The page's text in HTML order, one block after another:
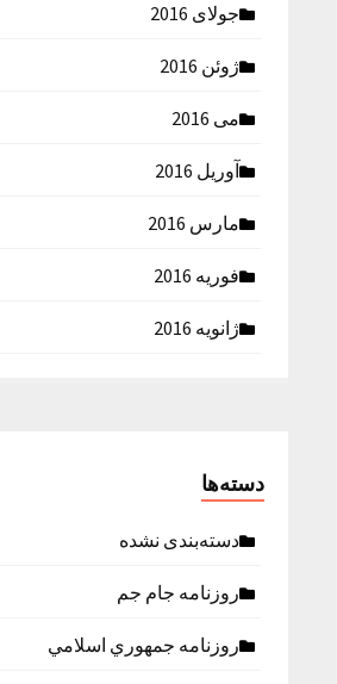
جولای 2016
ژوئن 2016
می 2016
آوریل 2016
مارس 2016
فوریه 2016
ژانویه 2016
دسته‌ها
دسته‌بندی نشده
روزنامه جام جم
روزنامه جمهوري اسلامي